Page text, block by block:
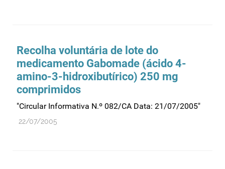
Recolha voluntária de lote do
medicamento Gabomade (ácido 4-
amino-3-hidroxibutírico) 250 mg
comprimidos
"Circular Informativa N.º 082/CA Data: 21/07/2005"
22/07/2005